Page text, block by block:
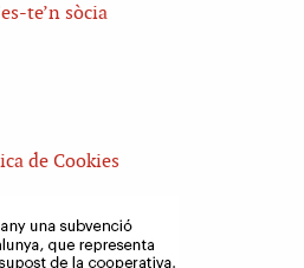
te’n sòcia
de Cookies